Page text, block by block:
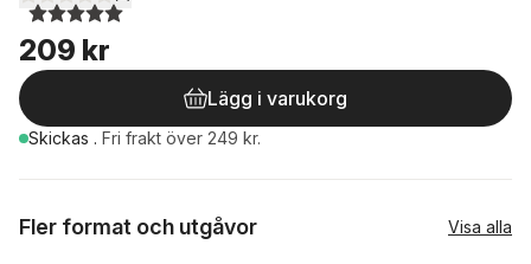
209 kr
Lägg i varukorg
Skickas . Fri frakt över 249 kr.
Fler format och utgåvor Visa alla